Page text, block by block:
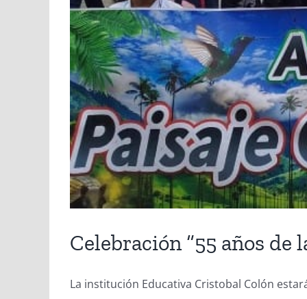
Celebración “55 años
La institución Educativa Cristobal Colón